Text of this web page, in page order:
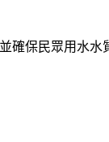
確保民眾用水